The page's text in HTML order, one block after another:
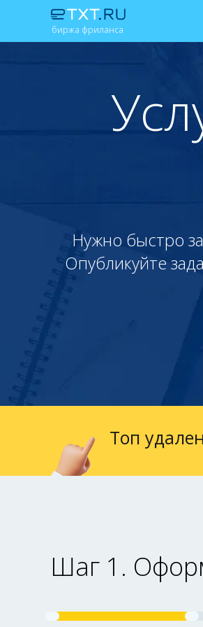
биржа фриланса
Нужно быстро
Опубликуйте
Топ
Шаг 1.